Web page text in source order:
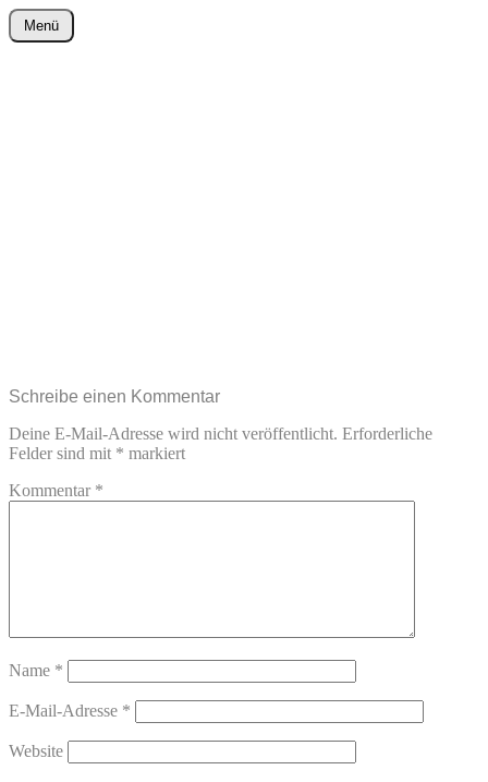
wurster-cartoon-blog.de
Menü
Zum
Inhalt
Schreibe einen Kommentar
Deine E-Mail-Adresse wird nicht veröffentlicht. Erforderliche
Felder sind mit * markiert
Kommentar *
Name *
E-Mail-Adresse *
Website